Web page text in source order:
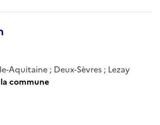
Aquitaine ; Deux-Sèvres ; Lezay
commune